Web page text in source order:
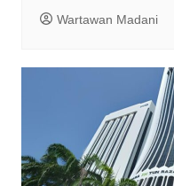
Wartawan Madani